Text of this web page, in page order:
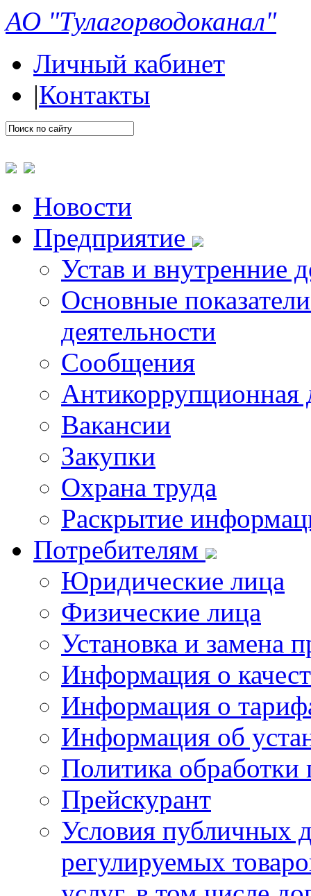
АО "Тулагорводоканал"
Личный кабинет
|Контакты
Новости
Предприятие
Устав и внутренние
Основные
деятельности
Сообщения
Антикоррупционная
Вакансии
Закупки
Охрана труда
Раскрытие
Потребителям
Юридические лица
Физические лица
Установка и замена
Информация о
Информация о
Информация об
Политика
Прейскурант
Условия публичных
регулируемых